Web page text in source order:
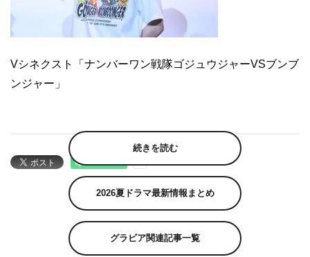
Vシネクスト「ナンバーワン戦隊ゴジュウジャーVSブンブ
ンジャー」
続きを読む
2026夏ドラマ最新情報まとめ
グラビア関連記事一覧